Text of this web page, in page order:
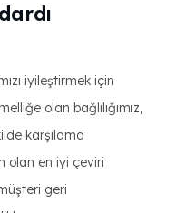
iyileştirmek için
olan bağlılığımız,
karşılama
olan en iyi çeviri
geri